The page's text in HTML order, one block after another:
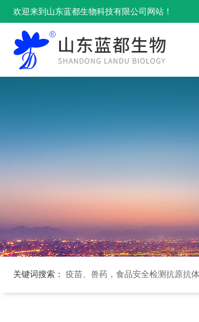
欢迎来到山东蓝都生物科技有限公司网站！
关键词搜索： 疫苗、兽药，食品安全检测抗原抗